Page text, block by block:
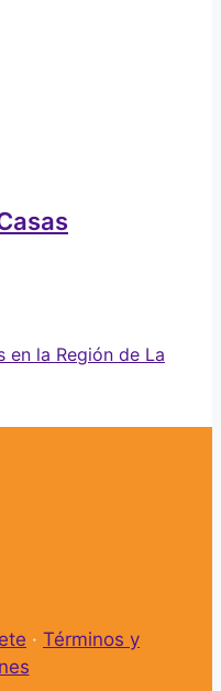
en la Región de La
· Términos y